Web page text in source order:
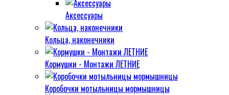
Аксессуары
Кольца, наконечники
Кормушки - Монтажи ЛЕТНИЕ
Коробочки мотыльницы мормышницы